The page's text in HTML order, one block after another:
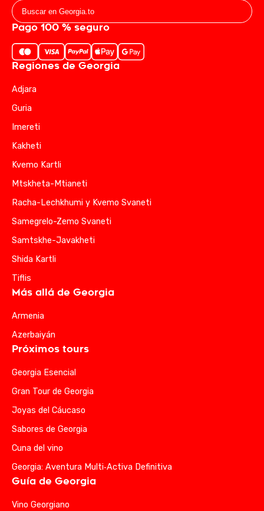
Pago 100 % seguro
Regiones de Georgia
Adjara
Guria
Imereti
Kakheti
Kvemo Kartli
Mtskheta-Mtianeti
Racha-Lechkhumi y Kvemo Svaneti
Samegrelo-Zemo Svaneti
Samtskhe-Javakheti
Shida Kartli
Tiflis
Más allá de Georgia
Armenia
Azerbaiyán
Próximos tours
Georgia Esencial
Gran Tour de Georgia
Joyas del Cáucaso
Sabores de Georgia
Cuna del vino
Georgia: Aventura Multi‑Activa Definitiva
Guía de Georgia
Vino Georgiano